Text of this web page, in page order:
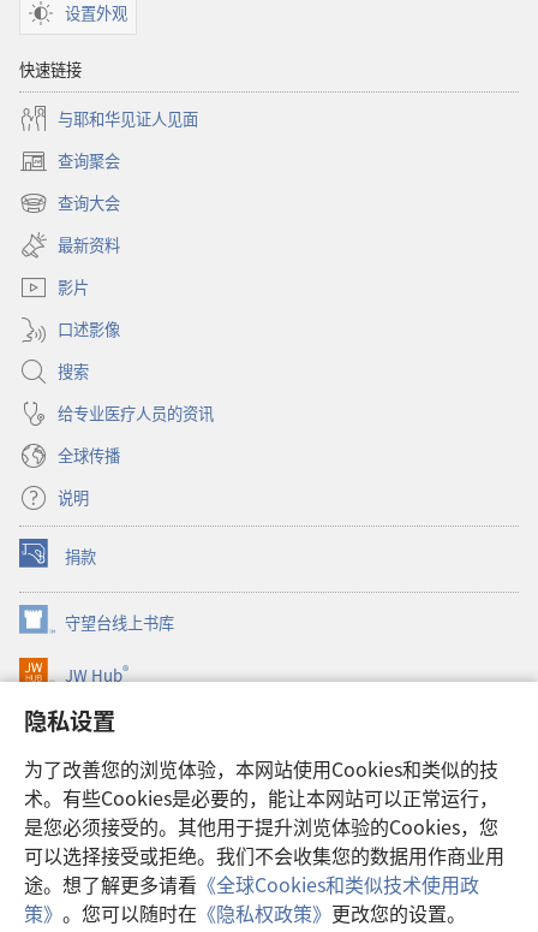
隐私设置
为了改善您的浏览体验，本网站使用Cookies和类似的技
术。有些Cookies是必要的，能让本网站可以正常运行，
是您必须接受的。其他用于提升浏览体验的Cookies，您
可以选择接受或拒绝。我们不会收集您的数据用作商业用
途。想了解更多请看 《全球Cookies和类似技术使用政
策》 。您可以随时在 《隐私权政策》 更改您的设置。
设置外观
快速链接
与耶和华见证人见面
查询聚会
（打
开
新
窗
口）
查询大会
（打
开
新
窗
口）
最新资料
影片
口述影像
搜索
给专业医疗人员的资讯
全球传播
说明
捐款
（打
开
新
窗
口）
守望台线上书库
（打
开
新
口）
JW Hub®
（打
开
新
窗
口）
JW Library®
Watchtower Library
Copyright© 2026 Watch Tower Bible and Tract Society of Pennsylvania.